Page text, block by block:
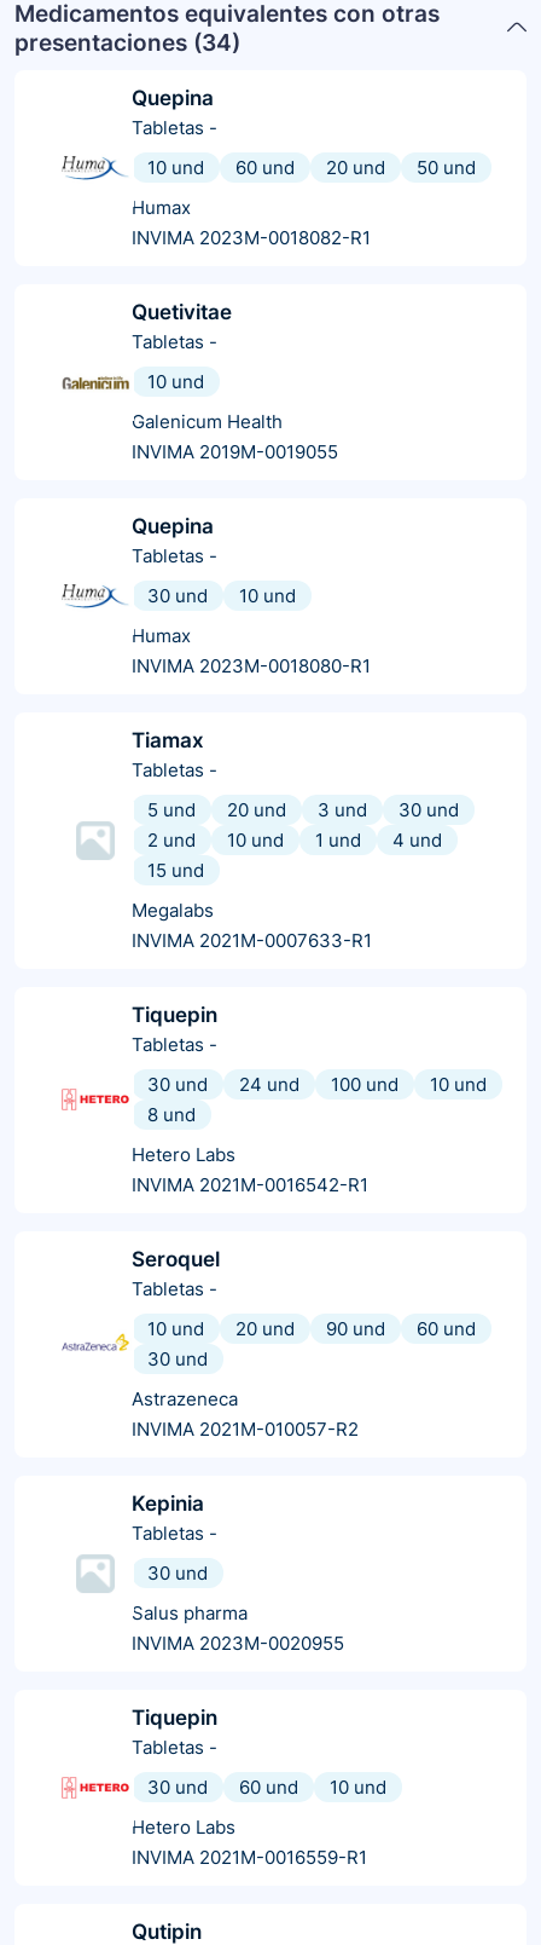
Medicamentos equivalentes con otras
presentaciones (34)
Quepina
Tabletas -
10 und
60 und 20 und
50 und
Humax
INVIMA 2023M-0018082-R1
Quetivitae
Tabletas -
10 und
Galenicum Health
INVIMA 2019M-0019055
Quepina
Tabletas -
30 und
10 und
Humax
INVIMA 2023M-0018080-R1
Tiamax
Tabletas -
5 und
20 und 3 und
30 und
2 und
10 und 1 und
4 und
15 und
Megalabs
INVIMA 2021M-0007633-R1
Tiquepin
Tabletas -
30 und
24 und 100 und
10 und
8 und
Hetero Labs
INVIMA 2021M-0016542-R1
Seroquel
Tabletas -
10 und
20 und 90 und
60 und
30 und
Astrazeneca
INVIMA 2021M-010057-R2
Kepinia
Tabletas -
30 und
Salus pharma
INVIMA 2023M-0020955
Tiquepin
Tabletas -
30 und
60 und
10 und
Hetero Labs
INVIMA 2021M-0016559-R1
Qutipin